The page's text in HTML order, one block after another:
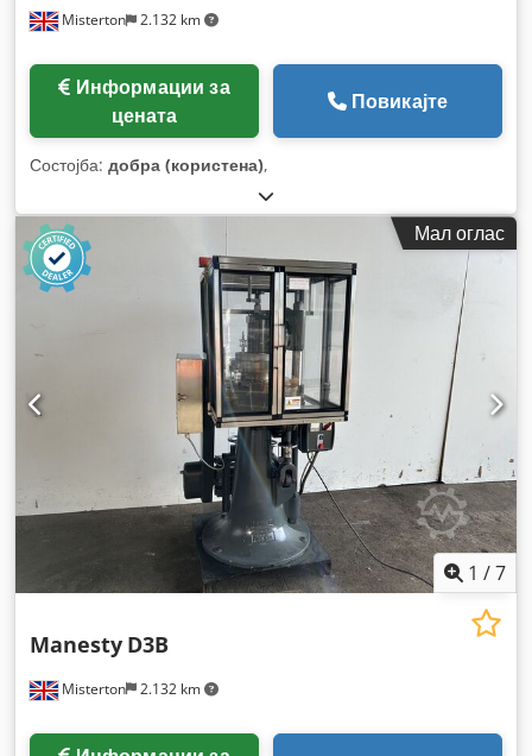
Misterton 2.132 km
цената
Повикајте
Состојба: добра (користена),
Мал оглас
1 /7
Misterton 2.132 km
Manesty D3B